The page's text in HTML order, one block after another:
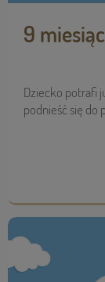
9
Dziecko potrafi
podnieść się do